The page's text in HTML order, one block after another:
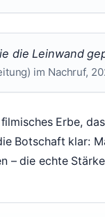
die Leinwand
im Nachruf,
Erbe,
Botschaft klar:
– die echte